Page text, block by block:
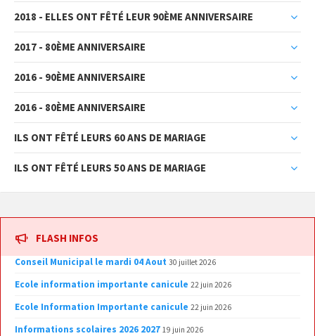
2018 - ELLES ONT FÊTÉ LEUR 90ÈME ANNIVERSAIRE
2017 - 80ÈME ANNIVERSAIRE
2016 - 90ÈME ANNIVERSAIRE
2016 - 80ÈME ANNIVERSAIRE
ILS ONT FÊTÉ LEURS 60 ANS DE MARIAGE
ILS ONT FÊTÉ LEURS 50 ANS DE MARIAGE
FLASH INFOS
Conseil Municipal le mardi 04 Aout 30 juillet 2026
Ecole information importante canicule 22 juin 2026
Ecole Information Importante canicule 22 juin 2026
Informations scolaires 2026 2027 19 juin 2026